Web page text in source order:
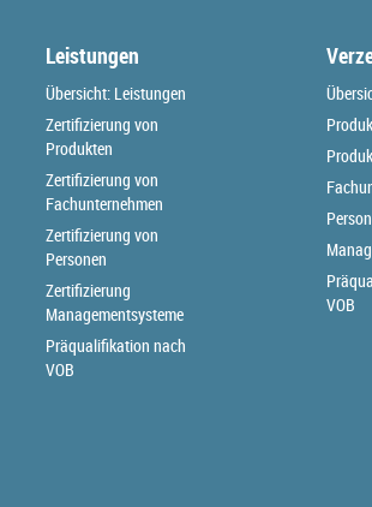
Leistungen
Übersicht: Leistungen
Zertifizierung von
Produkten
Zertifizierung von
Fachunternehmen
Zertifizierung von
Personen
Zertifizierung
Managementsysteme
Präqualifikation nach
VOB
VOB